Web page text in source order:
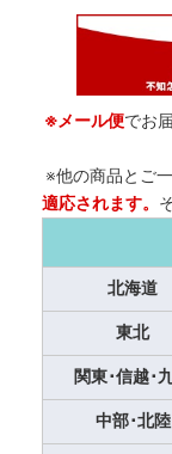
※メール便でお
※他の商品とご
適応されます。
北海道
東北
関東･信越･
中部･北陸